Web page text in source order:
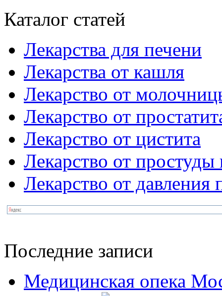
Каталог статей
Лекарства для печени
Лекарства от кашля
Лекарство от
Лекарство от
Лекарство от цистита
Лекарство от простуды
Лекарство от
Последние записи
Медицинская опека